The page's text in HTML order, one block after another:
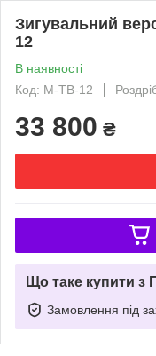
Зигувальний
12
В наявності
Код: M-TB-12
33 800 ₴
Що таке купити з
Замовлення під